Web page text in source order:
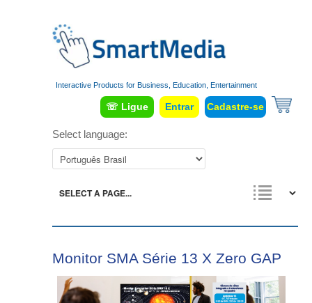
Interactive Products for Business, Education, Entertainment
☏ Ligue Entrar Cadastre-se
Select language:
Monitor SMA Série 13 X Zero GAP